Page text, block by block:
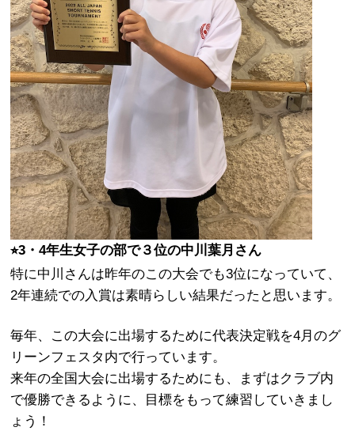
⭐︎3・4年生女子の部で３位の中川葉月さん
特に中川さんは昨年のこの大会でも3位になっていて、
2年連続での入賞は素晴らしい結果だったと思います。
毎年、この大会に出場するために代表決定戦を4月のグ
リーンフェスタ内で行っています。
来年の全国大会に出場するためにも、まずはクラブ内
で優勝できるように、目標をもって練習していきまし
ょう！